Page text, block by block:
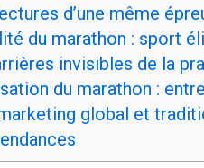
d’une même
du marathon : sport
invisibles de la
du marathon :
global et